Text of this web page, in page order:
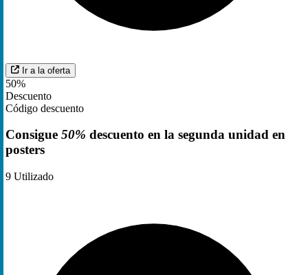
Ir a la oferta
50%
Descuento
Código descuento
Consigue 50% descuento en la segunda unidad en
posters
9 Utilizado